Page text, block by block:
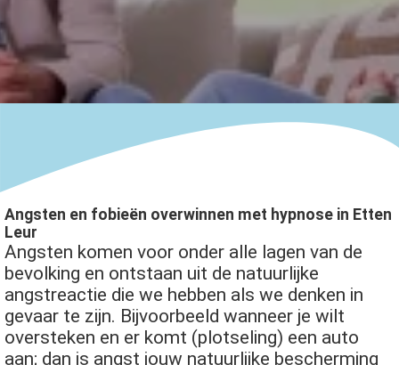
Angsten en fobieën overwinnen met hypnose in Etten
Leur
Angsten komen voor onder alle lagen van de
bevolking en ontstaan uit de natuurlijke
angstreactie die we hebben als we denken in
gevaar te zijn. Bijvoorbeeld wanneer je wilt
oversteken en er komt (plotseling) een auto
aan; dan is angst jouw natuurlijke bescherming
over
van
op